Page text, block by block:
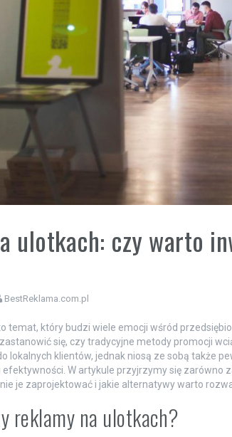
ulotkach: czy warto
BestReklama.com.pl
temat, który budzi wiele emocji wśród
się, czy tradycyjne metody promocji
lokalnych klientów, jednak niosą ze sobą także
W artykule przyjrzymy się zarówno
je zaprojektować i jakie alternatywy warto
reklamy na ulotkach?